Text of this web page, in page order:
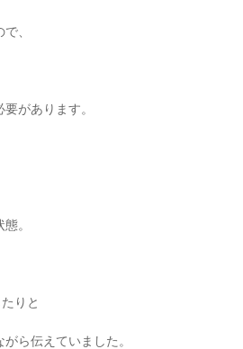
、
があります。
。
りと
ら伝えていました。